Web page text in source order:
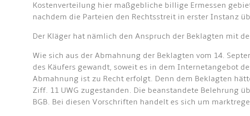
Kostenverteilung hier maßgebliche billige Ermessen
nachdem die Parteien den Rechtsstreit in erster Instanz
Der Kläger hat nämlich den Anspruch der Beklagten mit
Wie sich aus der Abmahnung der Beklagten vom 14.
des Käufers gewandt, soweit es in dem Internetangebot
Abmahnung ist zu Recht erfolgt. Denn dem Beklagten
Ziff. 11 UWG zugestanden. Die beanstandete Belehrung
BGB. Bei diesen Vorschriften handelt es sich um